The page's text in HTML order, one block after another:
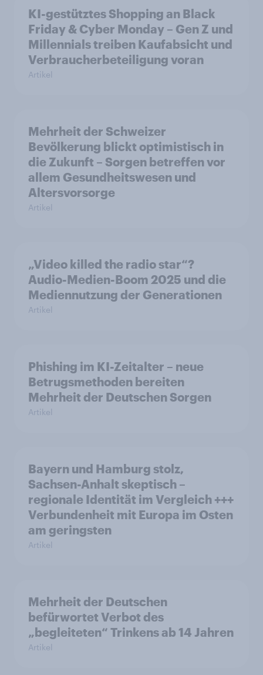
KI-gestütztes Shopping an Black
Friday & Cyber Monday – Gen Z und
Millennials treiben Kaufabsicht und
Verbraucherbeteiligung voran
Artikel
Mehrheit der Schweizer
Bevölkerung blickt optimistisch in
die Zukunft – Sorgen betreffen vor
allem Gesundheitswesen und
Altersvorsorge
Artikel
„Video killed the radio star“?
Audio-Medien-Boom 2025 und die
Mediennutzung der Generationen
Artikel
Phishing im KI-Zeitalter – neue
Betrugsmethoden bereiten
Mehrheit der Deutschen Sorgen
Artikel
Bayern und Hamburg stolz,
Sachsen-Anhalt skeptisch –
regionale Identität im Vergleich +++
Verbundenheit mit Europa im Osten
am geringsten
Artikel
Mehrheit der Deutschen
befürwortet Verbot des
„begleiteten“ Trinkens ab 14 Jahren
Artikel